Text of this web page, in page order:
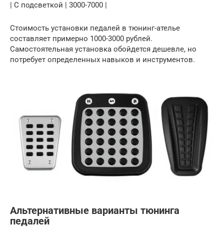
| С подсветкой | 3000-7000 |
Стоимость установки педалей в тюнинг-ателье
составляет примерно 1000-3000 рублей.
Самостоятельная установка обойдется дешевле, но
потребует определенных навыков и инструментов.
Альтернативные варианты тюнинга
педалей